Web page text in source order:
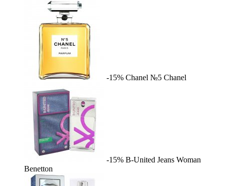
-15% Chanel №5 Chanel
-15% B-United Jeans Woman
Benetton